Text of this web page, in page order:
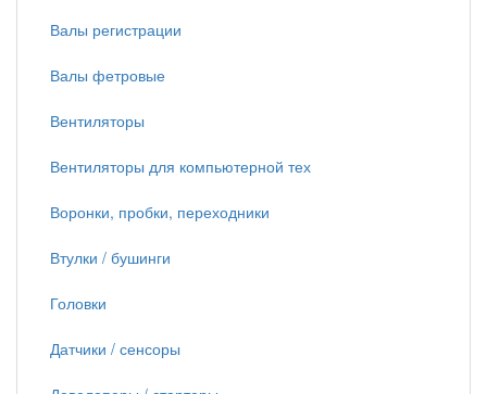
Валы регистрации
Валы фетровые
Вентиляторы
Вентиляторы для компьютерной тех
Воронки, пробки, переходники
Втулки / бушинги
Головки
Датчики / сенсоры